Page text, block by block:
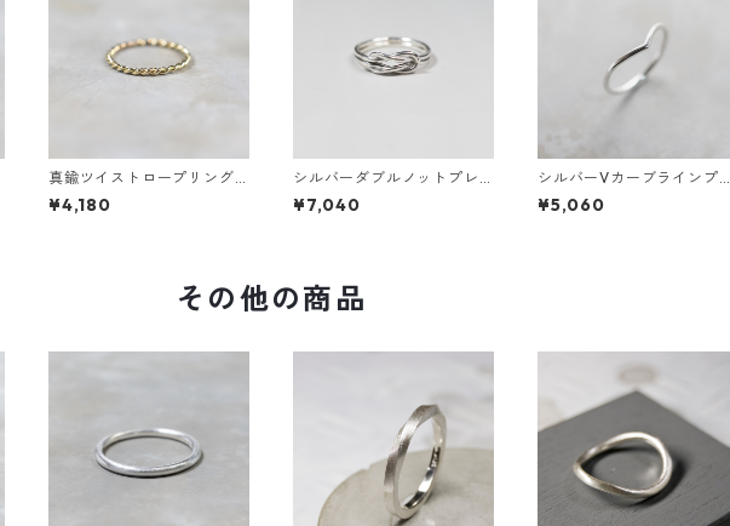
真鍮ツイストロープリング
0.8mm×2 鏡面｜FA-1168
¥4,180
シルバーダブルノットプレ
ーンリング 1.2mm×2 鏡面｜
FA-1158
¥7,040
シルバーVカーブラインプレ
ーンリング 1.5mm幅 鏡面｜
FA-1180
¥5,060
その他の商品